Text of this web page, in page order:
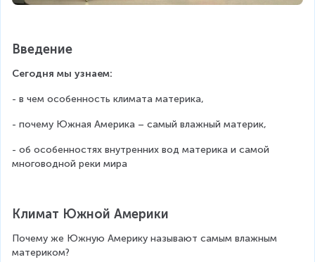
Введение
Сегодня мы узнаем:
- в чем особенность климата материка,
- почему Южная Америка – самый влажный материк,
- об особенностях внутренних вод материка и самой
многоводной реки мира
Климат Южной Америки
Почему же Южную Америку называют самым влажным
материком?